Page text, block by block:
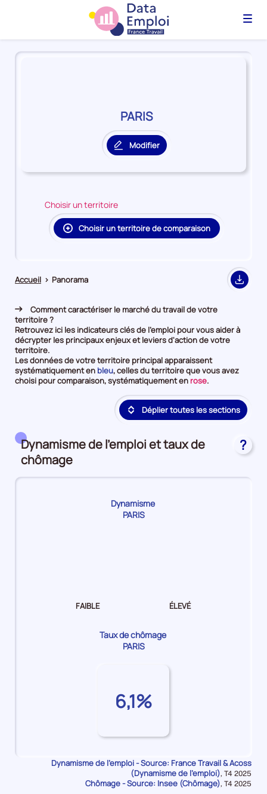
Menu
Panorama
PARIS
Modifier
le
principal
Choisir un territoire
Choisir un territoire de comparaison
Accueil > Panorama Export
Comment caractériser le marché du travail de votre
territoire ?
Retrouvez ici les indicateurs clés de l'emploi pour vous aider à
décrypter les principaux enjeux et leviers d'action de votre
territoire.
Les données de votre territoire principal apparaissent
systématiquement en bleuet
en
position
par
catégorie
donnée
, celles du territoire que vous avez
choisi pour comparaison, systématiquement en roseet
deuxième
position
par
.
Déplier toutes les sections
Dynamisme de l'emploi et taux de
chômage
?
Dynamisme
PARIS
FAIBLE ÉLEVÉ
Taux de chômage
PARIS
6,1%
Dynamisme de l'emploi - Source: France Travail & Acoss
(Dynamisme de l'emploi), Données
pour
T4 2025
Chômage - Source: Insee (Chômage), Données
T4 2025